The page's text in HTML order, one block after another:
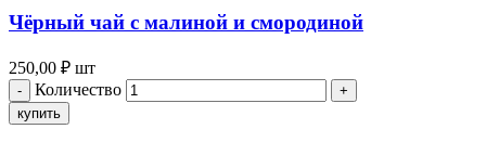
Чёрный чай с малиной и смородиной
250,00 ₽ шт
Количество
купить